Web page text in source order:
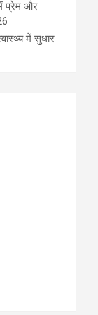
प्रेम और
में सुधार